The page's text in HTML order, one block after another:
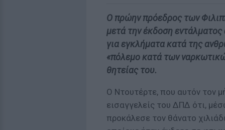
Ο πρώην πρόεδρος των
μετά την έκδοση
για εγκλήματα κατά της
«πόλεμο κατά των
θητείας του.
Ο Ντουτέρτε, που αυτόν τον
εισαγγελείς του ΔΠΔ ότι,
προκάλεσε τον θάνατο